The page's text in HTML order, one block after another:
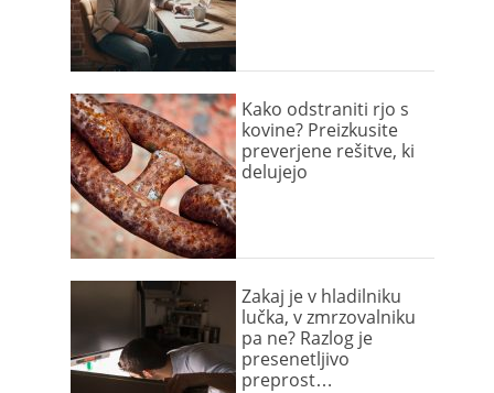
Kako odstraniti rjo s
kovine? Preizkusite
preverjene rešitve, ki
delujejo
Zakaj je v hladilniku
lučka, v zmrzovalniku
pa ne? Razlog je
presenetljivo
preprost…